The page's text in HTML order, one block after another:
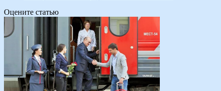
Оцените статью